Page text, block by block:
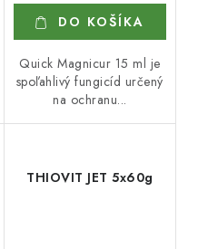
DO KOŠÍKA
Quick Magnicur 15 ml je
spoľahlivý fungicíd určený
na ochranu...
THIOVIT JET 5x60g